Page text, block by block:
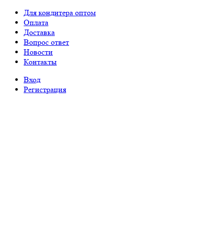
Для кондитера оптом
Оплата
Доставка
Вопрос ответ
Новости
Контакты
Вход
Регистрация